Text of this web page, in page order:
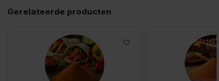
Gerelateerde producten